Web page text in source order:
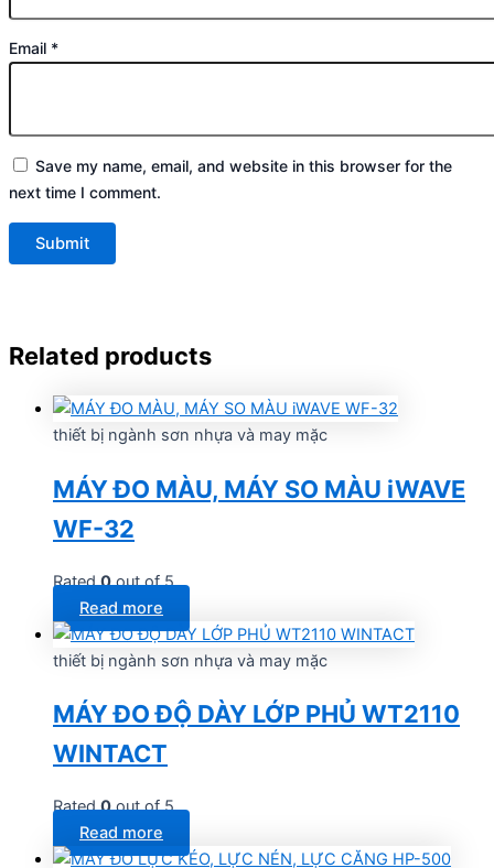
Email *
Save my name, email, and website in this browser for the
next time I comment.
Related products
thiết bị ngành sơn nhựa và may mặc
MÁY ĐO MÀU, MÁY SO MÀU iWAVE
WF-32
Rated0out of 5
Read more
thiết bị ngành sơn nhựa và may mặc
MÁY ĐO ĐỘ DÀY LỚP PHỦ WT2110
WINTACT
Rated0out of 5
Read more